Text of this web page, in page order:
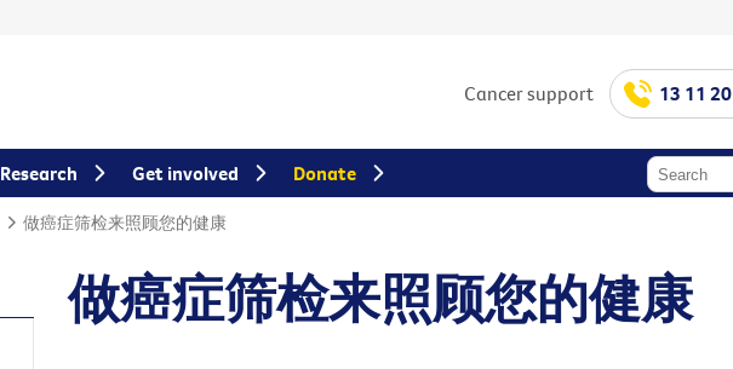
Cancer support 13 11 20
做癌症筛检来照顾您的健康
做癌症筛检来照顾您的健康
Research Get involved Donate